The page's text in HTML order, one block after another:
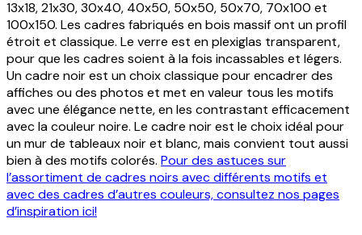
13x18, 21x30, 30x40, 40x50, 50x50, 50x70, 70x100 et
100x150. Les cadres fabriqués en bois massif ont un profil
étroit et classique. Le verre est en plexiglas transparent,
pour que les cadres soient à la fois incassables et légers.
Un cadre noir est un choix classique pour encadrer des
affiches ou des photos et met en valeur tous les motifs
avec une élégance nette, en les contrastant efficacement
avec la couleur noire. Le cadre noir est le choix idéal pour
un mur de tableaux noir et blanc, mais convient tout aussi
bien à des motifs colorés. Pour des astuces sur
l’assortiment de cadres noirs avec différents motifs et
avec des cadres d’autres couleurs, consultez nos pages
d’inspiration ici!